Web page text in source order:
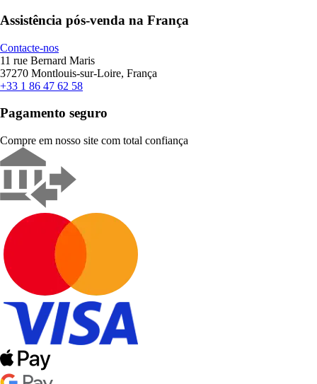
Assistência pós-venda na França
Contacte-nos
11 rue Bernard Maris
37270 Montlouis-sur-Loire, França
+33 1 86 47 62 58
Pagamento seguro
Compre em nosso site com total confiança